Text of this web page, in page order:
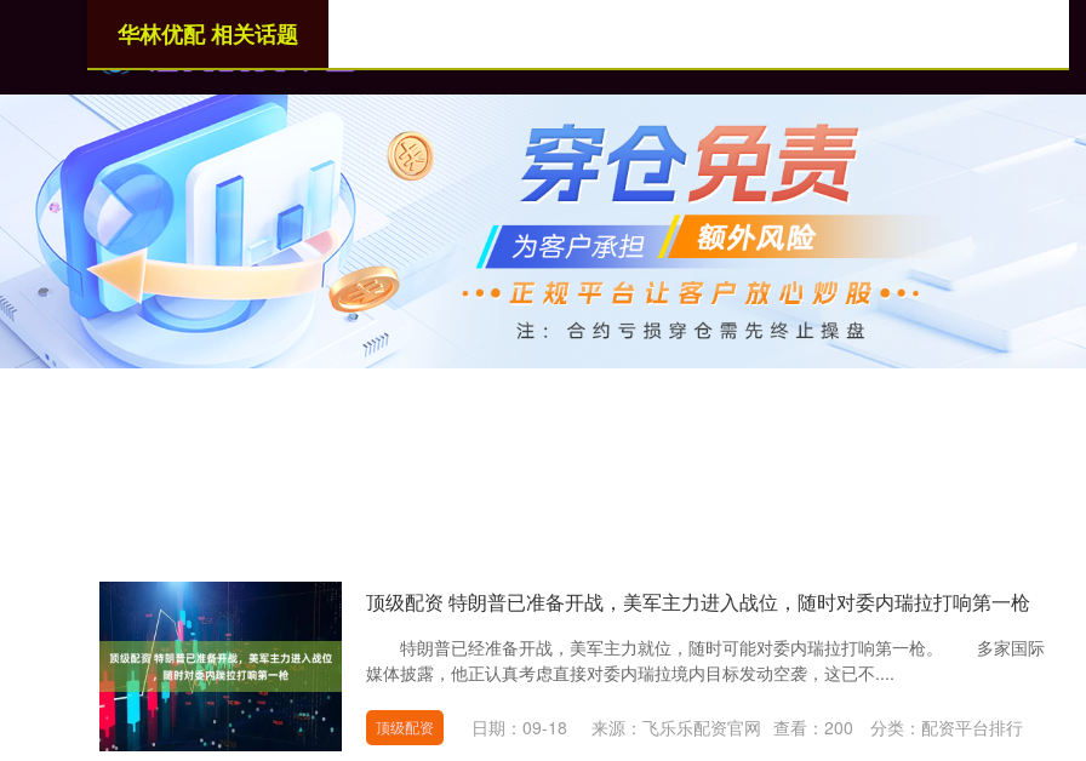
华林优配 相关话题
顶级配资 特朗普已准备开战，美军主力进入战位，随时对委内瑞拉打响第一枪
特朗普已经准备开战，美军主力就位，随时可能对委内瑞拉打响第一枪。 多家国际
媒体披露，他正认真考虑直接对委内瑞拉境内目标发动空袭，这已不....
顶级配资 日期：09-18 来源：飞乐乐配资官网 查看： 200 分类： 配资平台排行